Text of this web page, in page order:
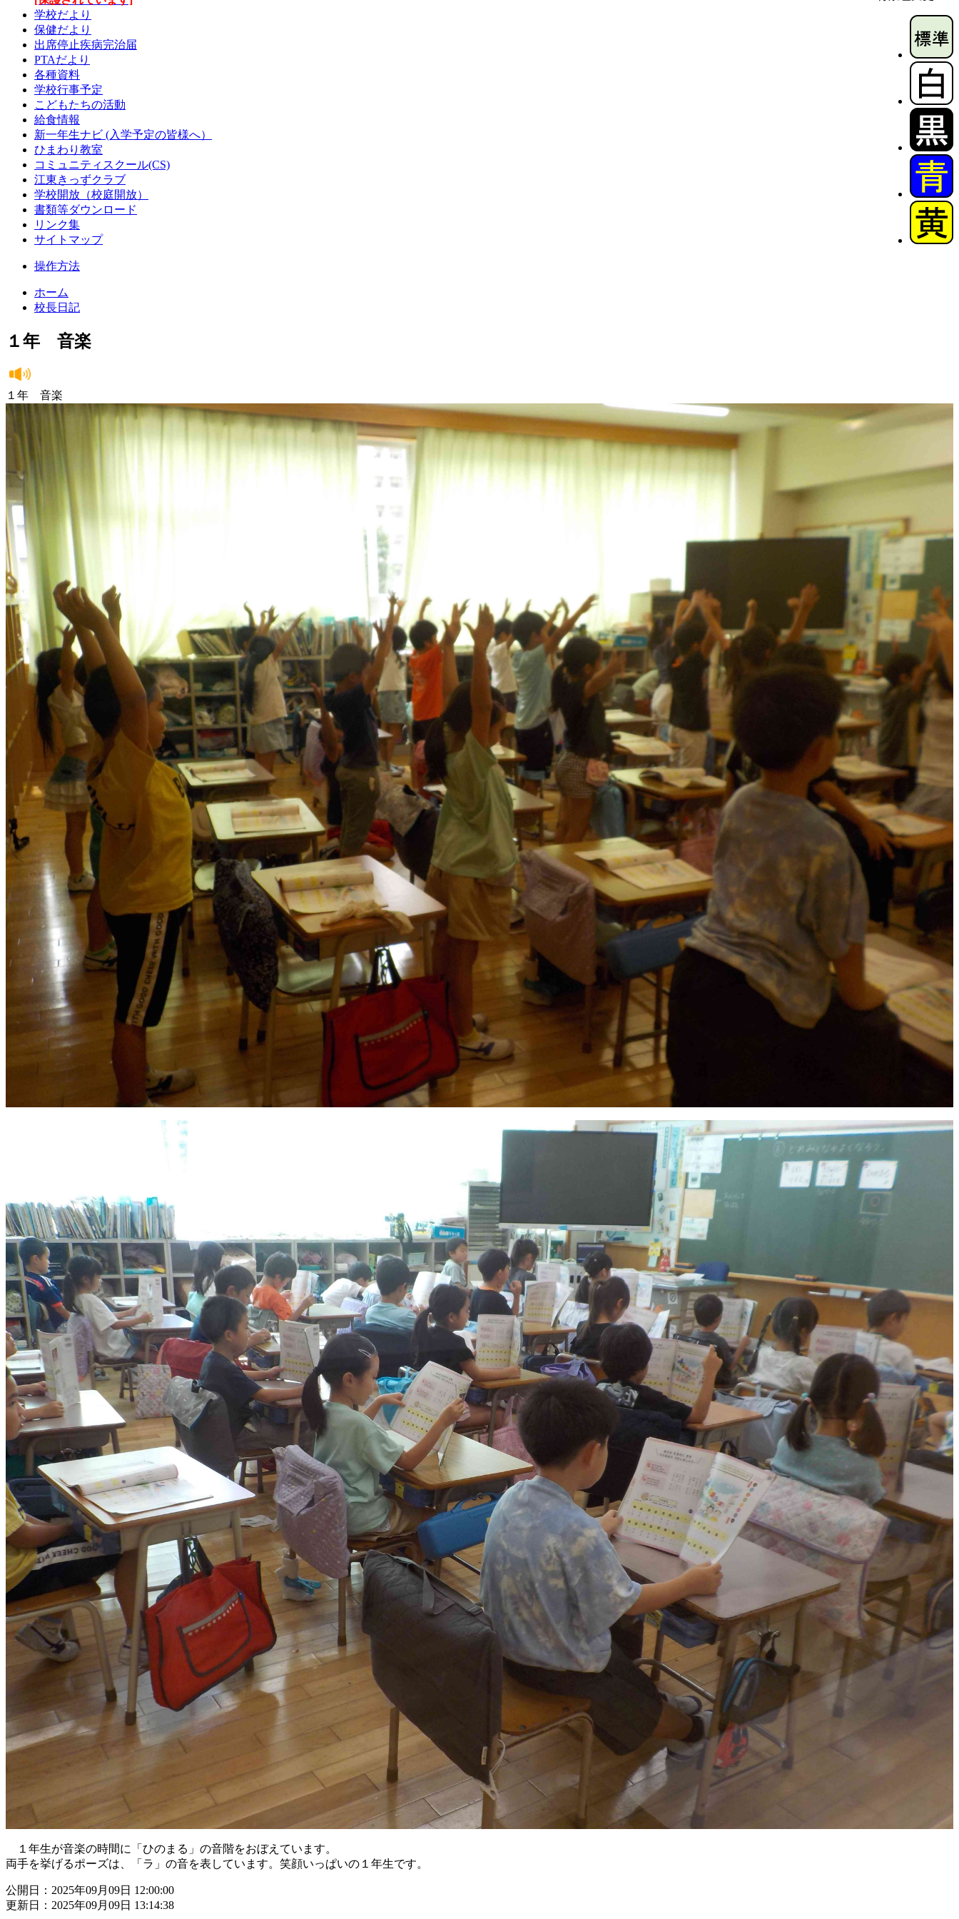
学校だより
保健だより
出席停止疾病完治届
PTAだより
各種資料
学校行事予定
こどもたちの活動
給食情報
新一年生ナビ (入学予定の皆様へ）
ひまわり教室
コミュニティスクール(CS)
江東きっずクラブ
学校開放（校庭開放）
書類等ダウンロード
リンク集
サイトマップ
操作方法
ホーム
校長日記
１年 音楽
１年 音楽
１年生が音楽の時間に「ひのまる」の音階をおぼえています。
両手を挙げるポーズは、「ラ」の音を表しています。笑顔いっぱいの１年生です。
公開日：2025年09月09日 12:00:00
更新日：2025年09月09日 13:14:38